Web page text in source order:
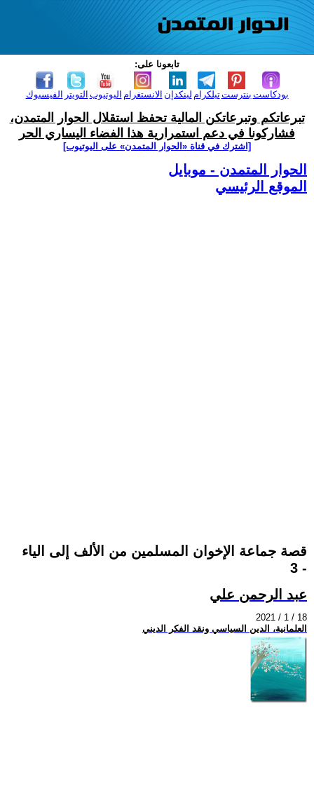
تابعونا على:
الفيسبوك التويتر اليوتيوب الانستغرام لينكدإن تيلكرامبنترست بودكاست
تبرعاتكم وتبرعاتكن المالية تحفظ استقلال الحوار المتمدن،
فشاركونا في دعم استمرارية هذا الفضاء اليساري الحر
[اشترك في قناة ‫«الحوار المتمدن» على اليوتيوب]
الحوار المتمدن - موبايل
الموقع الرئيسي
قصة جماعة الإخوان المسلمين من الألف إلى الياء
- 3
عبد الرحمن علي
2021 / 1 / 18
العلمانية، الدين السياسي ونقد الفكر الديني